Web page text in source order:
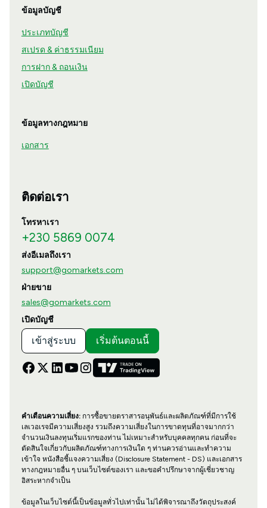
ข้อมูลบัญชี
ประเภทบัญชี
สเปรด & ค่าธรรมเนียม
การฝาก & ถอนเงิน
เปิดบัญชี
ข้อมูลทางกฎหมาย
เอกสาร
ติดต่อเรา
โทรหาเรา
+230 5869 0074
ส่งอีเมลถึงเรา
support@gomarkets.com
ฝ่ายขาย
sales@gomarkets.com
เปิดบัญชี
เข้าสู่ระบบ เริ่มต้นตอนนี้
คำเตือนความเสี่ยง:การซื้อขายตราสารอนุพันธ์และผลิตภัณฑ์ที่มีการใช้
เลเวอเรจมีความเสี่ยงสูง รวมถึงความเสี่ยงในการขาดทุนที่อาจมากกว่า
จำนวนเงินลงทุนเริ่มแรกของท่าน ไม่เหมาะสำหรับบุคคลทุกคน ก่อนที่จะ
ตัดสินใจเกี่ยวกับผลิตภัณฑ์ทางการเงินใด ๆ ท่านควรอ่านและทำความ
เข้าใจ หนังสือชี้แจงความเสี่ยง (Disclosure Statement - DS) และเอกสาร
ทางกฎหมายอื่น ๆ บนเว็บไซต์ของเรา และขอคำปรึกษาจากผู้เชี่ยวชาญ
อิสระหากจำเป็น
ข้อมูลในเว็บไซต์นี้เป็นข้อมูลทั่วไปเท่านั้น ไม่ได้พิจารณาถึงวัตถุประสงค์